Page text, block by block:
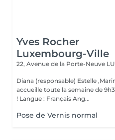
Yves Rocher
Luxembourg-Ville
22, Avenue de la Porte-Neuve
Diana (responsable) Estelle
accueille toute la semaine de
! Langue : Français Ang...
Pose de Vernis normal